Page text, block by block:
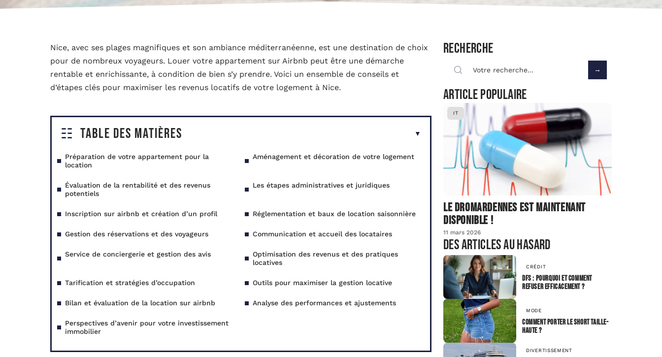
Nice, avec ses plages magnifiques et son ambiance méditerranéenne, est une destination de choix
pour de nombreux voyageurs. Louer votre appartement sur Airbnb peut être une démarche
rentable et enrichissante, à condition de bien s’y prendre. Voici un ensemble de conseils et
d’étapes clés pour maximiser les revenus locatifs de votre logement à Nice.
Table des matières
Préparation de votre appartement pour la
location
Aménagement et décoration de votre logement
Évaluation de la rentabilité et des revenus
potentiels
Les étapes administratives et juridiques
Inscription sur airbnb et création d’un profil Réglementation et baux de location saisonnière
Gestion des réservations et des voyageurs Communication et accueil des locataires
Service de conciergerie et gestion des avis
Optimisation des revenus et des pratiques
locatives
Tarification et stratégies d’occupation Outils pour maximiser la gestion locative
Bilan et évaluation de la location sur airbnb Analyse des performances et ajustements
Perspectives d’avenir pour votre investissement
immobilier
Recherche
Article populaire
IT
Le dromardennes est maintenant
disponible !
11 mars 2026
Des articles au hasard
CRÉDIT
DFS : pourquoi et comment
refuser efficacement ?
MODE
Comment porter le short taille-
haute ?
DIVERTISSEMENT